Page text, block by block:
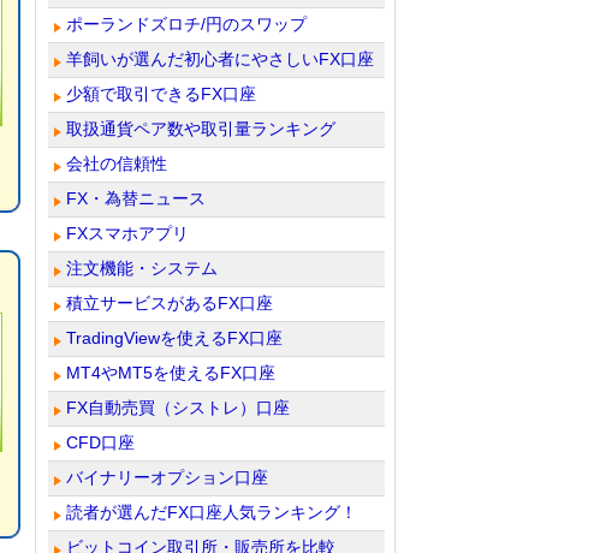
ポーランドズロチ/円のスワップ
羊飼いが選んだ初心者にやさしいFX口座
少額で取引できるFX口座
取扱通貨ペア数や取引量ランキング
会社の信頼性
FX・為替ニュース
FXスマホアプリ
注文機能・システム
積立サービスがあるFX口座
TradingViewを使えるFX口座
MT4やMT5を使えるFX口座
FX自動売買（シストレ）口座
CFD口座
バイナリーオプション口座
読者が選んだFX口座人気ランキング！
ビットコイン取引所・販売所を比較